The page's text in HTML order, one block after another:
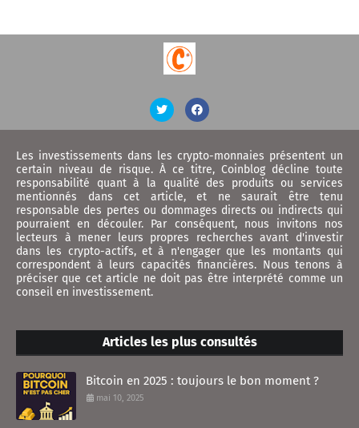
Les investissements dans les crypto-monnaies présentent un
certain niveau de risque. À ce titre, Coinblog décline toute
responsabilité quant à la qualité des produits ou services
mentionnés dans cet article, et ne saurait être tenu
responsable des pertes ou dommages directs ou indirects qui
pourraient en découler. Par conséquent, nous invitons nos
lecteurs à mener leurs propres recherches avant d'investir
dans les crypto-actifs, et à n'engager que les montants qui
correspondent à leurs capacités financières. Nous tenons à
préciser que cet article ne doit pas être interprété comme un
conseil en investissement.
Articles les plus consultés
Bitcoin en 2025 : toujours le bon moment ?
mai 10, 2025